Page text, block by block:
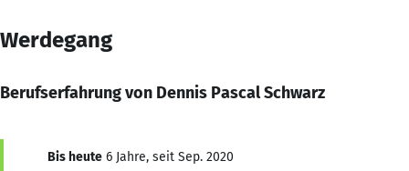
Werdegang
Berufserfahrung von Dennis Pascal Schwarz
Bis heute 6 Jahre, seit Sep. 2020